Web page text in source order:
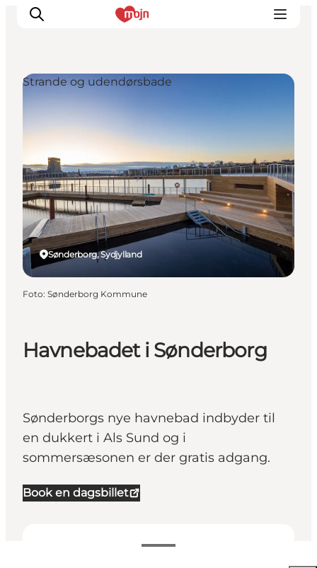
Oplevelser
Byer & Steder
Det sker
Overnatning
Planlæg din ferie
Booking
Havnebadet i Sønderborg
Sønderborgs nye havnebad indbyder til
en dukkert i Als Sund og i
sommersæsonen er der gratis adgang.
Book en dagsbillet
Sønderborg, Sydjylland
Strande og udendørsbade
Foto: Sønderborg Kommune